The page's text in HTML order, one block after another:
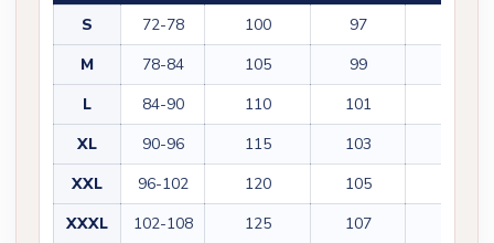
S 72-78 100 97
M
78-84 105 99
L
84-90 110 101
XL
90-96 115 103
XXL
96-102 120 105
XXXL
102-108 125 107